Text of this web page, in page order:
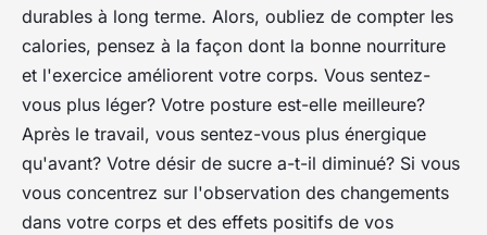
durables à long terme. Alors, oubliez de compter les
calories, pensez à la façon dont la bonne nourriture
et l'exercice améliorent votre corps. Vous sentez-
vous plus léger? Votre posture est-elle meilleure?
Après le travail, vous sentez-vous plus énergique
qu'avant? Votre désir de sucre a-t-il diminué? Si vous
vous concentrez sur l'observation des changements
dans votre corps et des effets positifs de vos